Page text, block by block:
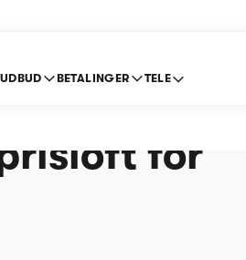
UDBUD BETALINGER TELE
for